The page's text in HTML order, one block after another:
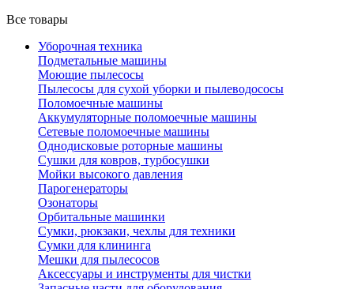
Все товары
Уборочная техника
Подметальные машины
Моющие пылесосы
Пылесосы для сухой уборки и пылеводососы
Поломоечные машины
Аккумуляторные поломоечные машины
Сетевые поломоечные машины
Однодисковые роторные машины
Сушки для ковров, турбосушки
Мойки высокого давления
Парогенераторы
Озонаторы
Орбитальные машинки
Сумки, рюкзаки, чехлы для техники
Сумки для клининга
Мешки для пылесосов
Аксессуары и инструменты для чистки